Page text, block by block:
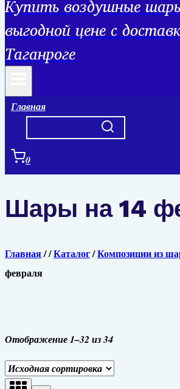
Купить воздушные
выгодной цене с
Таганроге
Главная
0
Шары на 14
Главная//Каталог/Композиции из
февраля
Отображение 1–32 из 34